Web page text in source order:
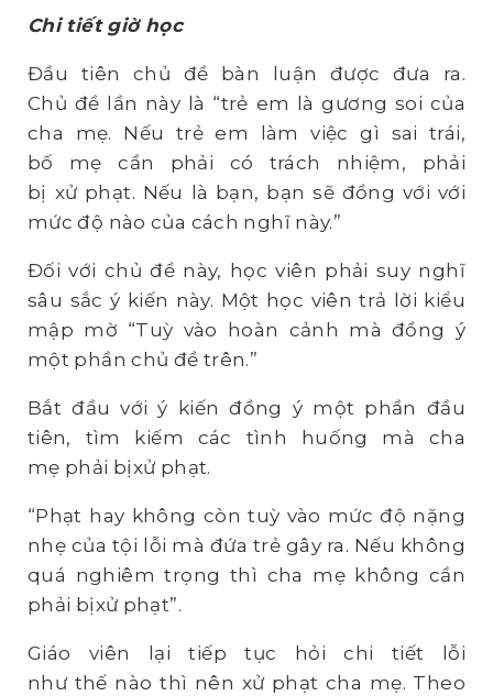
Chi tiết giờ học
Đầu tiên chủ đề bàn luận được đưa ra.
Chủ đề lần này là “trẻ em là gương soi của
cha mẹ. Nếu trẻ em làm việc gì sai trái,
bố mẹ cần phải có trách nhiệm, phải
bị xử phạt. Nếu là bạn, bạn sẽ đồng với với
mức độ nào của cách nghĩ này.”
Đối với chủ đề này, học viên phải suy nghĩ
sâu sắc ý kiến này. Một học viên trả lời kiểu
mập mờ “Tuỳ vào hoàn cảnh mà đồng ý
một phần chủ đề trên.”
Bắt đầu với ý kiến đồng ý một phần đầu
tiên, tìm kiếm các tình huống mà cha
mẹ phải bịxử phạt.
“Phạt hay không còn tuỳ vào mức độ nặng
nhẹ của tội lỗi mà đứa trẻ gây ra. Nếu không
quá nghiêm trọng thì cha mẹ không cần
phải bịxử phạt”.
Giáo viên lại tiếp tục hỏi chi tiết lỗi
như thế nào thì nên xử phạt cha mẹ. Theo